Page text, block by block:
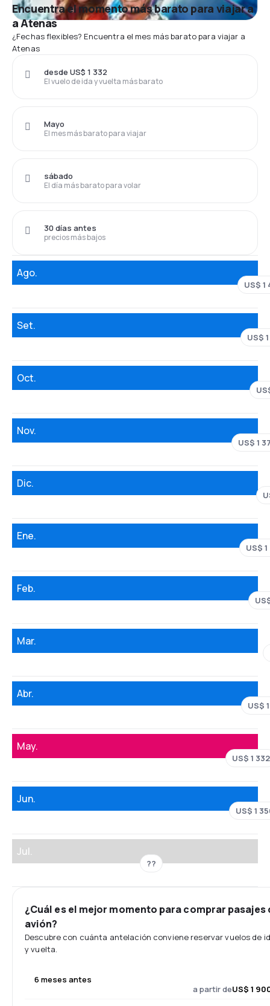
Encuentra el momento más barato para viajar a
a Atenas
¿Fechas flexibles? Encuentra el mes más barato para viajar a
Atenas
El vuelo de ida y vuelta más barato
desde US$ 1 332
El mes más barato para viajar
Mayo
El día más barato para volar
sábado
precios más bajos
30 días antes
Ago.
US$ 1
Set.
US$
Oct.
Nov.
US$ 1
Dic.
Ene.
US$
Feb.
Mar.
Abr.
US$
May.
US$ 1 332
Jun.
US$ 1
Jul.
??
¿Cuál es el mejor momento para comprar pasajes
avión?
Descubre con cuánta antelación conviene reservar vuelos de
y vuelta.
6 meses antes
a partir deUS$ 1